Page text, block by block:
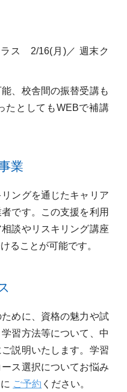
ス 2/16(月)／ 週末ク
、校舎間の振替受講も
たとしてもWEBで補講
業
ングを通じたキャリア
です。この支援を利用
談やリスキリング講座
ることが可能です。
めに、資格の魅力や試
習方法等について、中
説明いたします。学習
ス選択についてお悩み
ご予約 ください。